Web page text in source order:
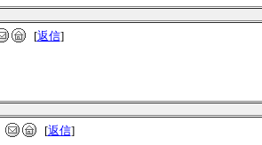
[返信]
[返信]